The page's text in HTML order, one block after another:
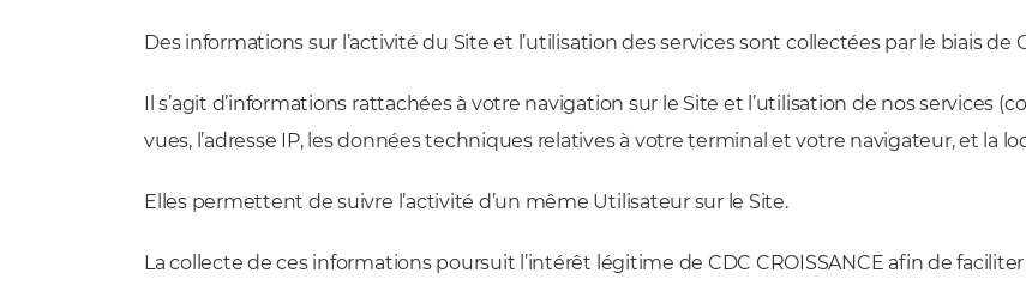
Des informations sur l’activité du Site et l’utilisation des services sont collectées par le biais de
Il s’agit d’informations rattachées à votre navigation sur le Site et l’utilisation de nos services
vues, l’adresse IP, les données techniques relatives à votre terminal et votre navigateur, et la
Elles permettent de suivre l’activité d’un même Utilisateur sur le Site.
La collecte de ces informations poursuit l’intérêt légitime de CDC CROISSANCE afin de